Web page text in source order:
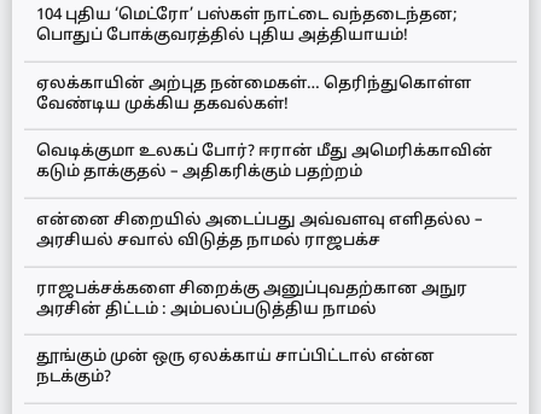
104 புதிய ‘மெட்ரோ’ பஸ்கள் நாட்டை வந்தடைந்தன;
பொதுப் போக்குவரத்தில் புதிய அத்தியாயம்!
ஏலக்காயின் அற்புத நன்மைகள்… தெரிந்துகொள்ள
வேண்டிய முக்கிய தகவல்கள்!
வெடிக்குமா உலகப் போர்? ஈரான் மீது அமெரிக்காவின்
கடும் தாக்குதல் – அதிகரிக்கும் பதற்றம்
என்னை சிறையில் அடைப்பது அவ்வளவு எளிதல்ல –
அரசியல் சவால் விடுத்த நாமல் ராஜபக்ச
ராஜபக்சக்களை சிறைக்கு அனுப்புவதற்கான அநுர
அரசின் திட்டம் : அம்பலப்படுத்திய நாமல்
தூங்கும் முன் ஒரு ஏலக்காய் சாப்பிட்டால் என்ன
நடக்கும்?